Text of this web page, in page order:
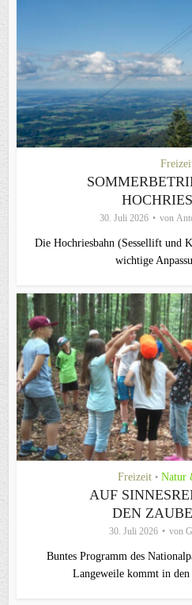
30. Juli 2026 von
Die Hochriesbahn (Sessellift und
wichtige
Freizeit • Natur
AUF
DEN
30. Juli 2026 von
Buntes Programm des
Langeweile kommt in